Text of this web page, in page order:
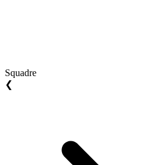
Squadre
❮